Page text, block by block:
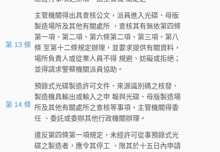
第 13 條
主管機關得出具查核公文，派員進入光碟、母版
製造場所及其他有關處所 ，查核其有無依第四條
第一項、第二項、第六條第二項、第三項、第八
條 至第十二條規定辦理，並要求提供有關資料，
場所負責人或從業人員不得 規避、妨礙或拒絕；
並得請求警察機關派員協助。
第 14 條
預錄式光碟製造許可文件、來源識別碼之核發、
製造機具輸出或輸入之申 報與光碟、母版製造場
所及其他有關處所之查核等事項，主管機關得委
任 、委託或委辦其他行政機關辦理。
違反第四條第一項規定，未經許可從事預錄式光
碟之製造者，應令其停工 、限其於十五日內申請